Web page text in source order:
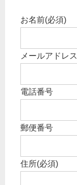
お名前(必須)
メールアドレス
電話番号
郵便番号
住所(必須)